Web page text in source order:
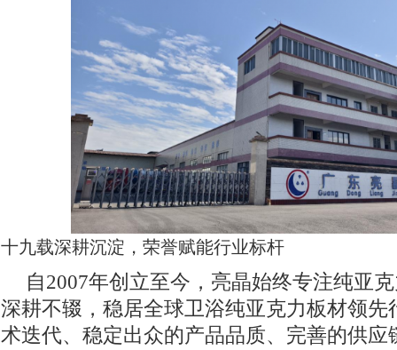
十九载深耕沉淀，荣誉赋能行业标杆
自2007年创立至今，亮晶始终专注纯亚
深耕不辍，稳居全球卫浴纯亚克力板材领先
术迭代、稳定出众的产品品质、完善的供应